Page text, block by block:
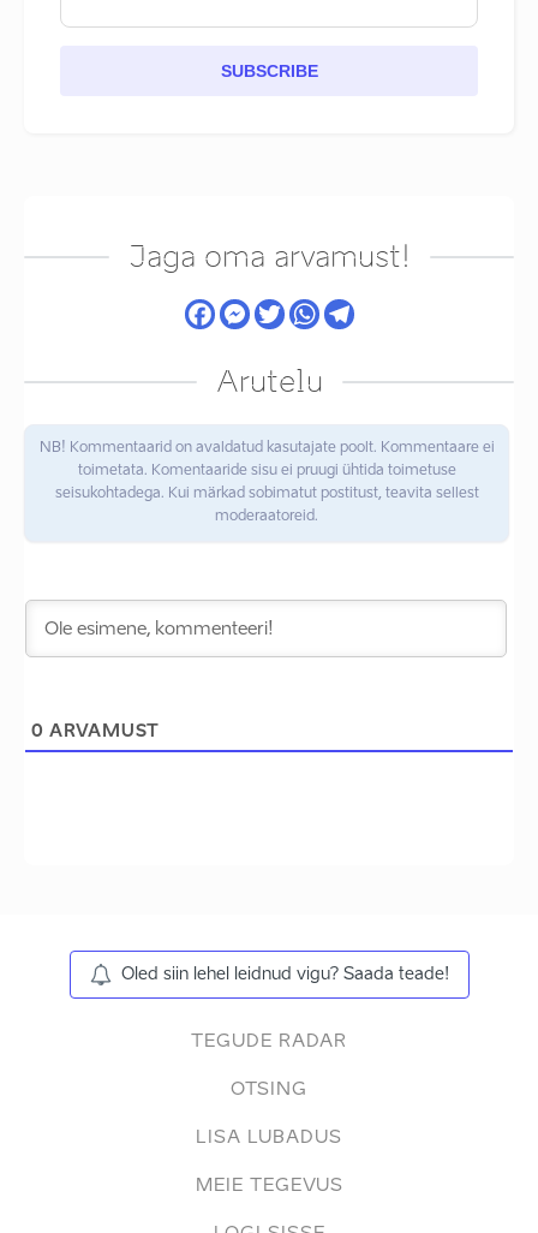
SUBSCRIBE
Jaga oma arvamust!
Arutelu
NB! Kommentaarid on avaldatud kasutajate poolt. Kommentaare ei
toimetata. Komentaaride sisu ei pruugi ühtida toimetuse
seisukohtadega. Kui märkad sobimatut postitust, teavita sellest
moderaatoreid.
0 ARVAMUST
Oled siin lehel leidnud vigu? Saada teade!
TEGUDE RADAR
OTSING
LISA LUBADUS
MEIE TEGEVUS